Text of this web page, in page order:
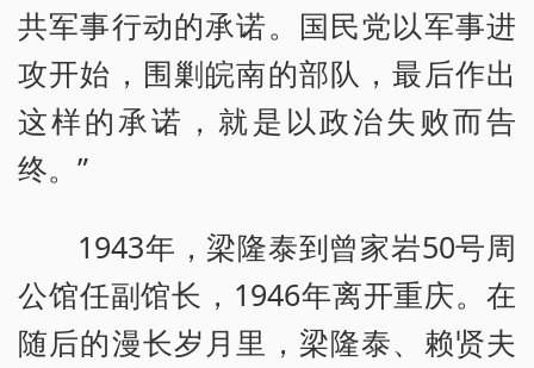
共军事行动的承诺。国民党以军事进
攻开始，围剿皖南的部队，最后作出
这样的承诺，就是以政治失败而告
终。”
1943年，梁隆泰到曾家岩50号周
公馆任副馆长，1946年离开重庆。在
随后的漫长岁月里，梁隆泰、赖贤夫